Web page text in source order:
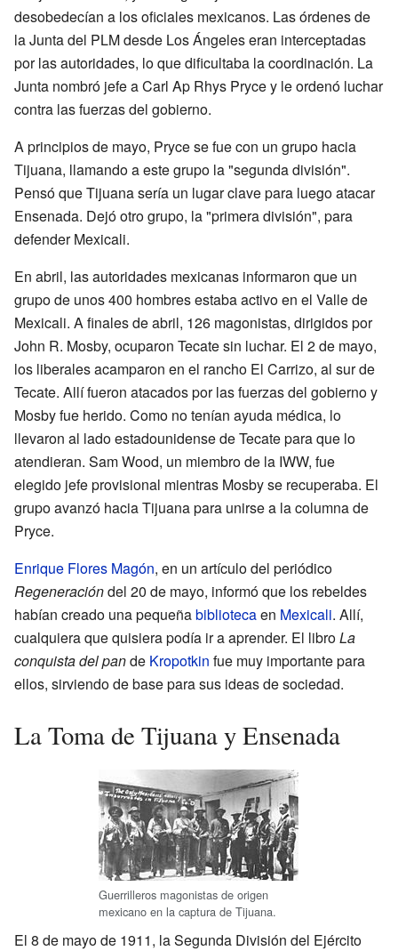
desobedecían a los oficiales mexicanos. Las órdenes de
la Junta del PLM desde Los Ángeles eran interceptadas
por las autoridades, lo que dificultaba la coordinación. La
Junta nombró jefe a Carl Ap Rhys Pryce y le ordenó luchar
contra las fuerzas del gobierno.
A principios de mayo, Pryce se fue con un grupo hacia
Tijuana, llamando a este grupo la "segunda división".
Pensó que Tijuana sería un lugar clave para luego atacar
Ensenada. Dejó otro grupo, la "primera división", para
defender Mexicali.
En abril, las autoridades mexicanas informaron que un
grupo de unos 400 hombres estaba activo en el Valle de
Mexicali. A finales de abril, 126 magonistas, dirigidos por
John R. Mosby, ocuparon Tecate sin luchar. El 2 de mayo,
los liberales acamparon en el rancho El Carrizo, al sur de
Tecate. Allí fueron atacados por las fuerzas del gobierno y
Mosby fue herido. Como no tenían ayuda médica, lo
llevaron al lado estadounidense de Tecate para que lo
atendieran. Sam Wood, un miembro de la IWW, fue
elegido jefe provisional mientras Mosby se recuperaba. El
grupo avanzó hacia Tijuana para unirse a la columna de
Pryce.
Enrique Flores Magón, en un artículo del periódico
Regeneracióndel 20 de mayo, informó que los rebeldes
habían creado una pequeñabibliotecaen Mexicali. Allí,
cualquiera que quisiera podía ir a aprender. El libroLa
conquista del pande Kropotkin fue muy importante para
ellos, sirviendo de base para sus ideas de sociedad.
La Toma de Tijuana y Ensenada
Guerrilleros magonistas de origen
mexicano en la captura de Tijuana.
El 8 de mayo de 1911, la Segunda División del Ejército